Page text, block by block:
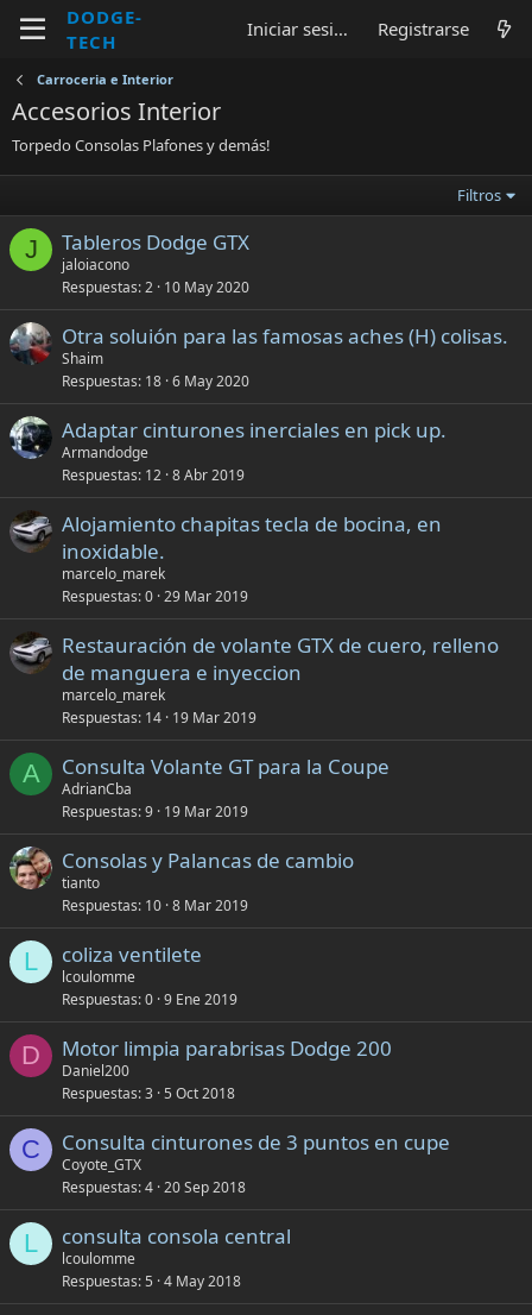
DODGE-
TECH
Iniciar sesión Registrarse
Carroceria e Interior
Accesorios Interior
Torpedo Consolas Plafones y demás!
Filtros
J Tableros Dodge GTX
jaloiacono
Respuestas 2 10 May 2020
Otra soluión para las famosas aches (H) colisas.
Shaim
Respuestas 18 6 May 2020
Adaptar cinturones inerciales en pick up.
Armandodge
Respuestas 12 8 Abr 2019
Alojamiento chapitas tecla de bocina, en
inoxidable.
marcelo_marek
Respuestas 0 29 Mar 2019
Restauración de volante GTX de cuero, relleno
de manguera e inyeccion
marcelo_marek
Respuestas 14 19 Mar 2019
A Consulta Volante GT para la Coupe
AdrianCba
Respuestas 9 19 Mar 2019
Consolas y Palancas de cambio
tianto
Respuestas 10 8 Mar 2019
L coliza ventilete
lcoulomme
Respuestas 0 9 Ene 2019
D Motor limpia parabrisas Dodge 200
Daniel200
Respuestas 3 5 Oct 2018
C Consulta cinturones de 3 puntos en cupe
Coyote_GTX
Respuestas 4 20 Sep 2018
L consulta consola central
lcoulomme
Respuestas 5 4 May 2018